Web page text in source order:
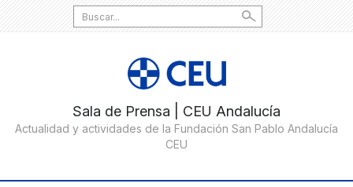
Search
for: